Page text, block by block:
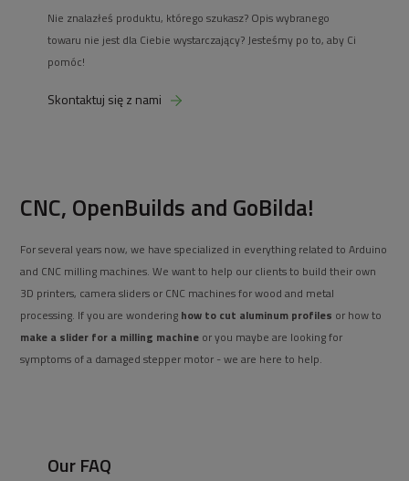
Nie znalazłeś produktu, którego szukasz? Opis wybranego
towaru nie jest dla Ciebie wystarczający? Jesteśmy po to, aby Ci
pomóc!
Skontaktuj się z nami
CNC, OpenBuilds and GoBilda!
For several years now, we have specialized in everything related to Arduino
and CNC milling machines. We want to help our clients to build their own
3D printers, camera sliders or CNC machines for wood and metal
processing. If you are wondering how to cut aluminum profiles or how to
make a slider for a milling machine or you maybe are looking for
symptoms of a damaged stepper motor - we are here to help.
Our FAQ